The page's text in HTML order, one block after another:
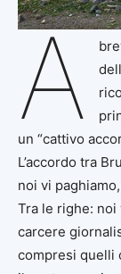
A
un “cattivo
L’accordo tra
noi vi
Tra le righe:
carcere
compresi quelli